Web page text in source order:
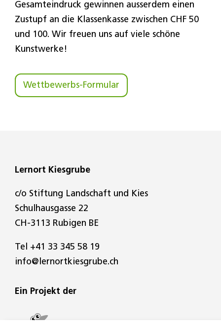
Gesamteindruck gewinnen ausserdem einen
Zustupf an die Klassenkasse zwischen CHF 50
und 100. Wir freuen uns auf viele schöne
Kunstwerke!
Wettbewerbs-Formular
Lernort Kiesgrube
c/o Stiftung Landschaft und Kies
Schulhausgasse 22
CH-3113 Rubigen BE
Tel +41 33 345 58 19
info@lernortkiesgrube.ch
Ein Projekt der